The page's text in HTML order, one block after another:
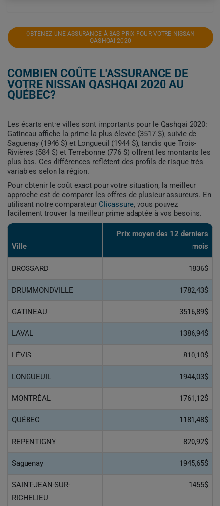
OBTENEZ UNE ASSURANCE À BAS PRIX POUR VOTRE NISSAN
QASHQAI 2020
COMBIEN COÛTE L'ASSURANCE DE
VOTRE NISSAN QASHQAI 2020 AU
QUÉBEC?
Les écarts entre villes sont importants pour le Qashqai 2020:
Gatineau affiche la prime la plus élevée (3517 $), suivie de
Saguenay (1946 $) et Longueuil (1944 $), tandis que Trois-
Rivières (584 $) et Terrebonne (776 $) offrent les montants les
plus bas. Ces différences reflètent des profils de risque très
variables selon la région.
Pour obtenir le coût exact pour votre situation, la meilleur
approche est de comparer les offres de plusieur assureurs. En
utilisant notre comparateur Clicassure, vous pouvez
facilement trouver la meilleur prime adaptée à vos besoins.
Ville
Prix ​​moyen des 12 derniers
mois
BROSSARD 1836$
DRUMMONDVILLE 1782,43$
GATINEAU 3516,89$
LAVAL 1386,94$
LÉVIS 810,10$
LONGUEUIL 1944,03$
MONTRÉAL 1761,12$
QUÉBEC 1181,48$
REPENTIGNY 820,92$
Saguenay 1945,65$
SAINT-JEAN-SUR-
RICHELIEU
1455$